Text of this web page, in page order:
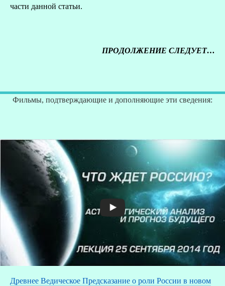
части данной статьи.
ПРОДОЛЖЕНИЕ СЛЕДУЕТ…
Фильмы, подтверждающие и дополняющие эти сведения:
Древнее Ведическое Предсказание о роли России в новом